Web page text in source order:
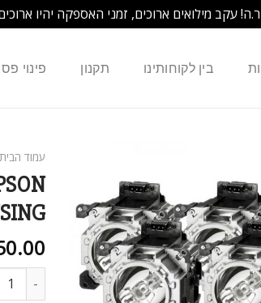
עקב מילואים ארוכים, זמני האספקה יהיו
בין לקוחותינו תקנון פינוי
עמוד הבית